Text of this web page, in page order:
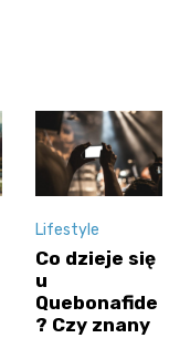
Lifestyle
Co dzieje się
u
Quebonafide
? Czy znany